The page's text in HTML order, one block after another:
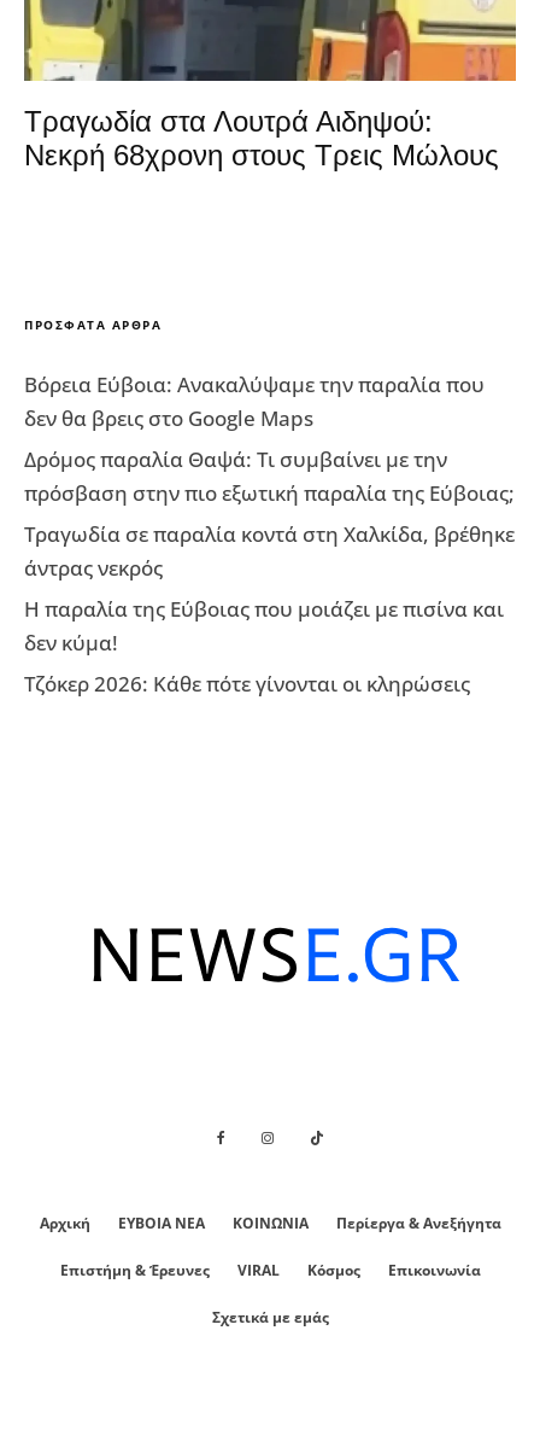
Τραγωδία στα Λουτρά Αιδηψού:
Νεκρή 68χρονη στους Τρεις Μώλους
ΠΡΌΣΦΑΤΑ ΆΡΘΡΑ
Βόρεια Εύβοια: Ανακαλύψαμε την παραλία που
δεν θα βρεις στο Google Maps
Δρόμος παραλία Θαψά: Τι συμβαίνει με την
πρόσβαση στην πιο εξωτική παραλία της Εύβοιας;
Τραγωδία σε παραλία κοντά στη Χαλκίδα, βρέθηκε
άντρας νεκρός
Η παραλία της Εύβοιας που μοιάζει με πισίνα και
δεν κύμα!
Τζόκερ 2026: Κάθε πότε γίνονται οι κληρώσεις
Αρχική ΕΥΒΟΙΑ ΝΕΑ ΚΟΙΝΩΝΙΑ Περίεργα & Ανεξήγητα
Επιστήμη & Έρευνες VIRAL Κόσμος Επικοινωνία
Σχετικά με εμάς